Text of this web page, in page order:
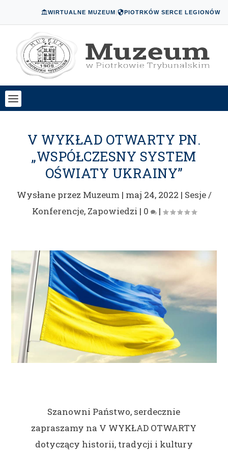
WIRTUALNE MUZEUM| PIOTRKÓW SERCE LEGIONÓW
V WYKŁAD OTWARTY PN.
„WSPÓŁCZESNY SYSTEM
OŚWIATY UKRAINY”
Wysłane przez Muzeum| maj 24, 2022 | Sesje /
Konferencje, Zapowiedzi | 0 |
Szanowni Państwo, serdecznie
zapraszamy na V WYKŁAD OTWARTY
dotyczący historii, tradycji i kultury